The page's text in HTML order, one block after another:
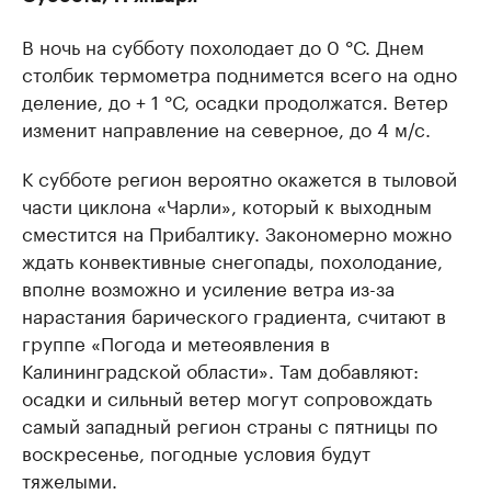
В ночь на субботу похолодает до 0 °С. Днем
столбик термометра поднимется всего на одно
деление, до + 1 °С, осадки продолжатся. Ветер
изменит направление на северное, до 4 м/с.
К субботе регион вероятно окажется в тыловой
части циклона «Чарли», который к выходным
сместится на Прибалтику. Закономерно можно
ждать конвективные снегопады, похолодание,
вполне возможно и усиление ветра из-за
нарастания барического градиента, считают в
группе «Погода и метеоявления в
Калининградской области». Там добавляют:
осадки и сильный ветер могут сопровождать
самый западный регион страны с пятницы по
воскресенье, погодные условия будут
тяжелыми.